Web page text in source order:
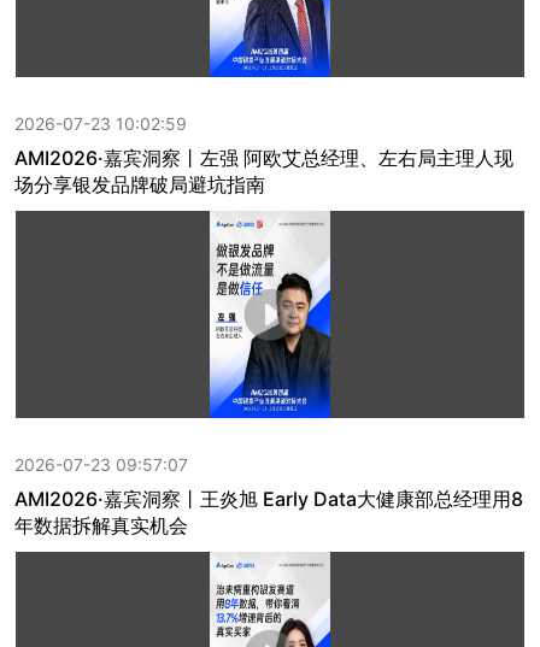
2026-07-23 10:02:59
AMI2026·嘉宾洞察丨左强 阿欧艾总经理、左右局主理人现
场分享银发品牌破局避坑指南
2026-07-23 09:57:07
AMI2026·嘉宾洞察丨王炎旭 Early Data大健康部总经理用8
年数据拆解真实机会